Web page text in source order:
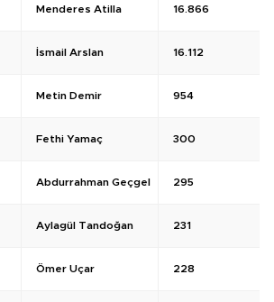
Menderes Atilla 16.866
İsmail Arslan 16.112
Metin Demir 954
Fethi Yamaç 300
Abdurrahman Geçgel 295
Aylagül Tandoğan 231
Ömer Uçar 228